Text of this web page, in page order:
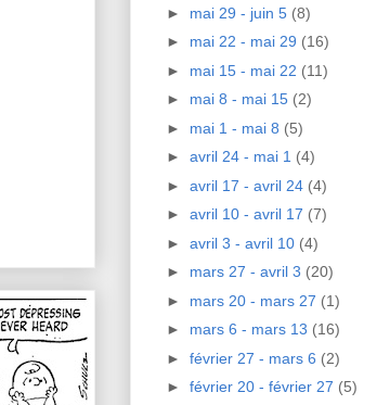
► mai 29 - juin 5 (8)
► mai 22 - mai 29 (16)
► mai 15 - mai 22 (11)
► mai 8 - mai 15 (2)
► mai 1 - mai 8 (5)
► avril 24 - mai 1 (4)
► avril 17 - avril 24 (4)
► avril 10 - avril 17 (7)
► avril 3 - avril 10 (4)
► mars 27 - avril 3 (20)
► mars 20 - mars 27 (1)
► mars 6 - mars 13 (16)
► février 27 - mars 6 (2)
► février 20 - février 27 (5)